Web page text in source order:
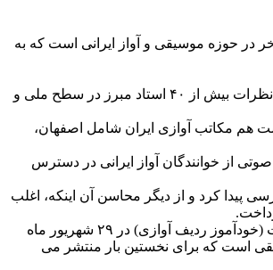
در حوزه موسیقی و آواز ایرانی است که به
بوده که برای غنای آن از ۲۵۰ کتاب و مطالب و نظرات بیش از ۴۰ استاد مبرز در سطح ملی و
هم مکاتب آوازی ایران شامل اصفهان،
اثر علاوه بر مجموعه ۱۵۰۰ صفحه ای، سه دی وی دی شامل بیش از ۱۳ هزار شعر منتخب با اسامی گوشه، دستگاه، مایه ها و ۶۲۳۴ فایل صوتی از خوانندگان آواز ایرانی در دسترس
پیدا کرد و از دیگر محاسن آن اینکه، اغلب
و ارشاد اسلامی است. نخستین کتابش درمورد موسیقی با نام نهفت (خودآموز ردیف آوازی) در ۲۹ شهریور ماه
است که برای نخستین بار منتشر می